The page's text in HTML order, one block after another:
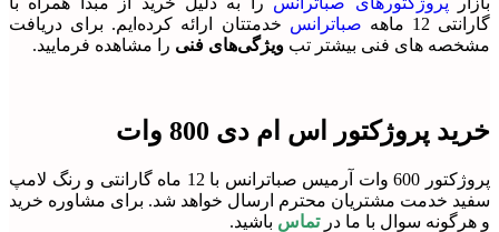
گارانتی 12 ماهه
صباترانس خدمتتان ارائه کرده‌ایم. برای دریافت
مشخصه های فنی بیشتر تب ویژگی‌های فنی را مشاهده فرمایید.
خرید پروژکتور اس ام دی 800 وات
پروژکتور 600 وات آرمیس صباترانس با 12 ماه گارانتی و رنگ لامپ
سفید خدمت مشتریان محترم ارسال خواهد شد. برای مشاوره خرید
و هرگونه سوال با ما در تماس باشید.